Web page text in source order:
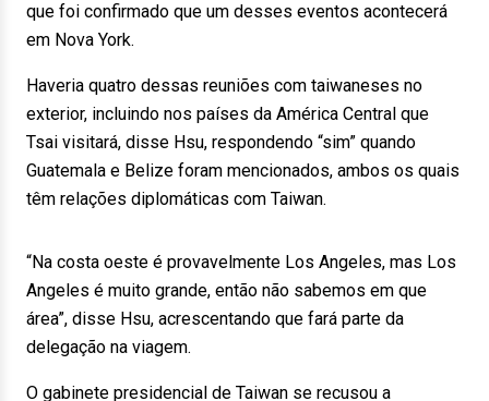
que foi confirmado que um desses eventos acontecerá
em Nova York.
Haveria quatro dessas reuniões com taiwaneses no
exterior, incluindo nos países da América Central que
Tsai visitará, disse Hsu, respondendo “sim” quando
Guatemala e Belize foram mencionados, ambos os quais
têm relações diplomáticas com Taiwan.
“Na costa oeste é provavelmente Los Angeles, mas Los
Angeles é muito grande, então não sabemos em que
área”, disse Hsu, acrescentando que fará parte da
delegação na viagem.
O gabinete presidencial de Taiwan se recusou a